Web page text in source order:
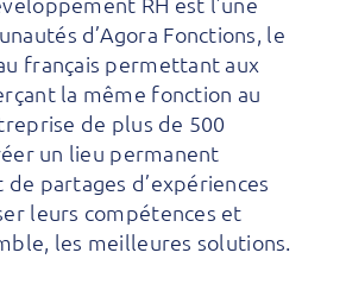
d’Agora Fonctions, le
français permettant aux
la même fonction au
de plus de 500
un lieu permanent
de partages d’expériences
leurs compétences et
les meilleures solutions.